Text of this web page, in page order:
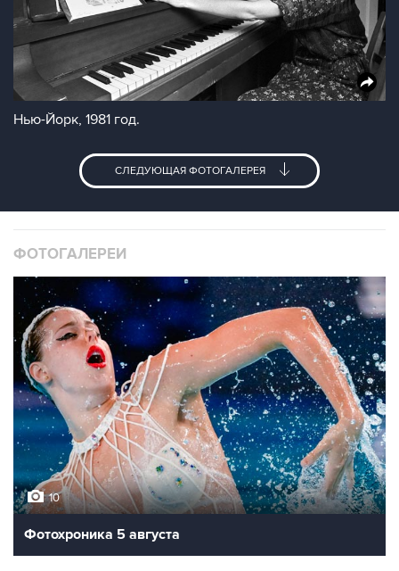
Нью-Йорк, 1981 год.
СЛЕДУЮЩАЯ ФОТОГАЛЕРЕЯ
ФОТОГАЛЕРЕИ
10
Фотохроника 5 августа